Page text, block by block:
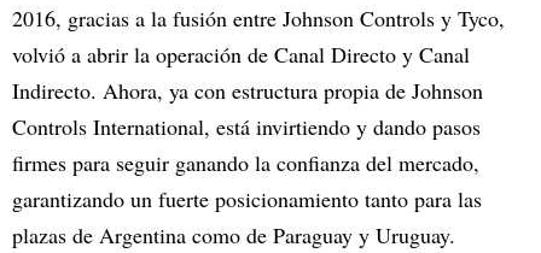
2016, gracias a la fusión entre Johnson Controls y Tyco,
volvió a abrir la operación de Canal Directo y Canal
Indirecto. Ahora, ya con estructura propia de Johnson
Controls International, está invirtiendo y dando pasos
firmes para seguir ganando la confianza del mercado,
garantizando un fuerte posicionamiento tanto para las
plazas de Argentina como de Paraguay y Uruguay.